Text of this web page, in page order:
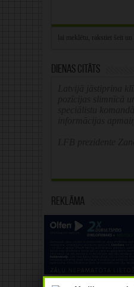
Dienas citāts
Reklāma